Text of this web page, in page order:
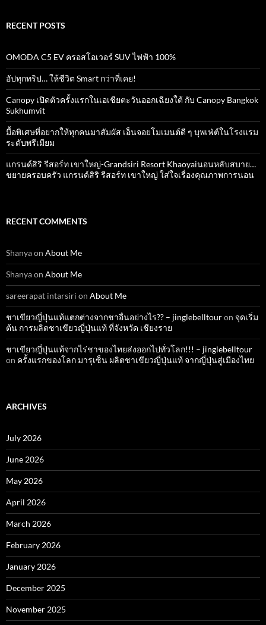
RECENT POSTS
OMODA C5 EV ครอสโอเวอร์ SUV ไฟฟ้า 100%
อัปทุกทริป… ให้ชีวิต Smart กว่าที่เคย!
Canopy เปิดตัวครั้งแรกในเอเชียตะวันออกเฉียงใต้ กับ Canopy Bangkok
Sukhumvit
มื้อพิเศษที่อยากให้ทุกคนมาสัมผัส เอ็นจอยโมเมนต์ดี ๆ บุพเฟ่ต์ในโรงแรม
ระดับพรีเมียม
แกรนด์สิริ​ รีสอร์ท​ เขาใหญ่​-Grandsiri​ Resort​ Khaoyaiนอนหลับสบาย…
ขยายครอบครัว แกรนด์สิริ รีสอร์ท เขาใหญ่ ใส่ใจเรื่องคุณภาพการนอน
RECENT COMMENTS
Shanyaon About Me
Shanyaon About Me
sareerapat intarsiri on About Me
ชาเขียวญี่ปุ่นแท้แตกต่างจากชาอื่นอย่างไร?? – jinglebelltouron จุดเริ่ม
ต้น การผลิตชาเขียวญี่ปุ่นแท้ ที่จังหวัด เชียงราย
ชาเขียวญี่ปุ่นแท้จากไร่ชาของไทยส่งออกไปทั่วโลก!!! – jinglebelltour
on ครั้งแรกของโลก มารุเซ็น ผลิตชาเขียวญี่ปุ่นแท้ จากญี่ปุ่นสู่เมืองไทย
ARCHIVES
July 2026
June 2026
May 2026
April 2026
March 2026
February 2026
January 2026
December 2025
November 2025